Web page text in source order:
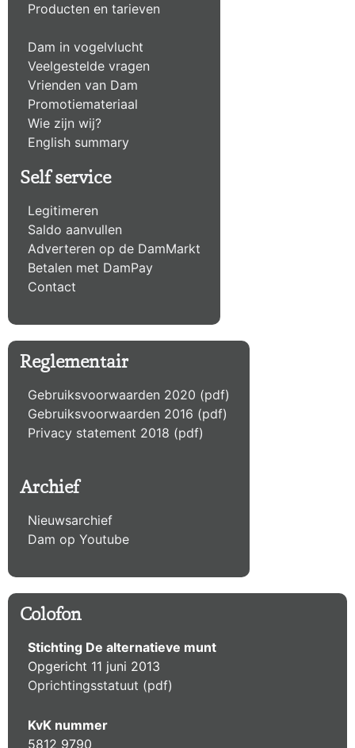
Producten en tarieven
Dam in vogelvlucht
Veelgestelde vragen
Vrienden van Dam
Promotiemateriaal
Wie zijn wij?
English summary
Self service
Legitimeren
Saldo aanvullen
Adverteren op de DamMarkt
Betalen met DamPay
Contact
Reglementair
Gebruiksvoorwaarden 2020 (pdf)
Gebruiksvoorwaarden 2016 (pdf)
Privacy statement 2018 (pdf)
Archief
Nieuwsarchief
Dam op Youtube
Colofon
Stichting De alternatieve munt
Opgericht 11 juni 2013
Oprichtingsstatuut (pdf)
KvK nummer
5812 9790